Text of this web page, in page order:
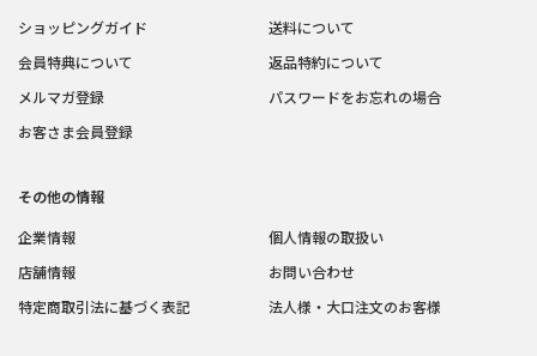
ショッピングガイド
会員特典について
メルマガ登録
お客さま会員登録
送料について
返品特約について
パスワードをお忘れの場合
その他の情報
企業情報
店舗情報
特定商取引法に基づく表記
個人情報の取扱い
お問い合わせ
法人様・大口注文のお客様